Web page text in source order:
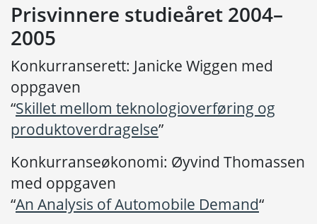
Prisvinnere studieåret 2004–
2005
Konkurranserett: Janicke Wiggen med
oppgaven
“Skillet mellom teknologioverføring og
produktoverdragelse”
Konkurranseøkonomi: Øyvind Thomassen
med oppgaven
“An Analysis of Automobile Demand“